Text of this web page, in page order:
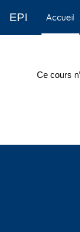
EPI Accueil
Ce cours